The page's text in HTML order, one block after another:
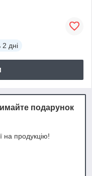
2 дні
подарунок
на продукцію!